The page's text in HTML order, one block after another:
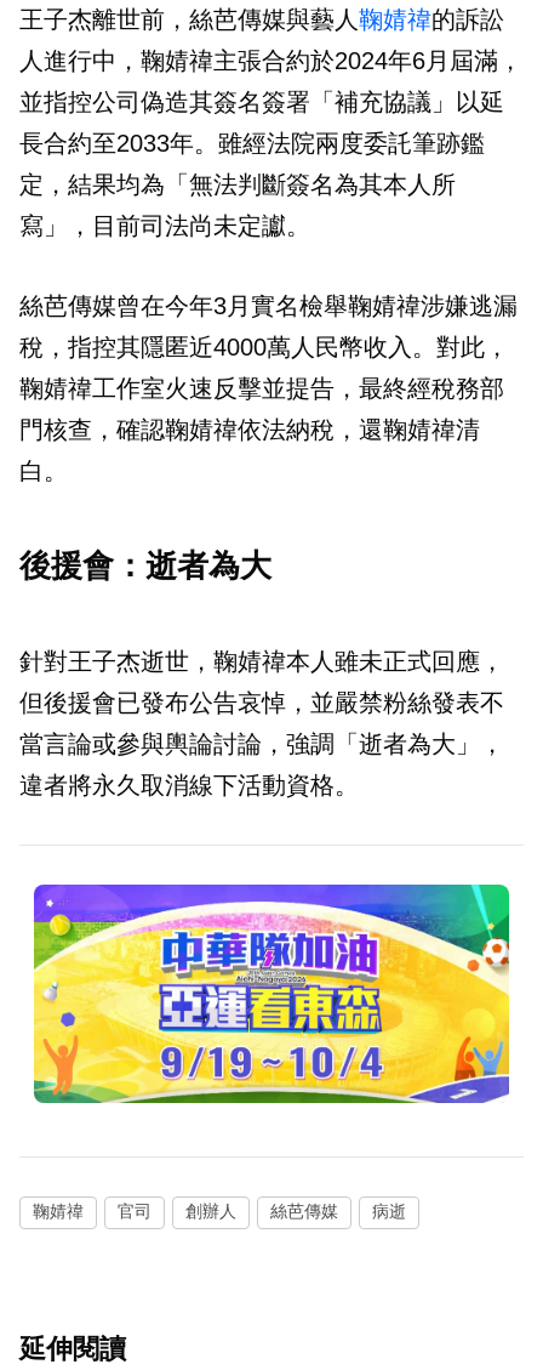
王子杰離世前，絲芭傳媒與藝人鞠婧禕的訴訟
人進行中，鞠婧禕主張合約於2024年6月屆滿，
並指控公司偽造其簽名簽署「補充協議」以延
長合約至2033年。雖經法院兩度委託筆跡鑑
定，結果均為「無法判斷簽名為其本人所
寫」，目前司法尚未定讞。
絲芭傳媒曾在今年3月實名檢舉鞠婧禕涉嫌逃漏
稅，指控其隱匿近4000萬人民幣收入。對此，
鞠婧禕工作室火速反擊並提告，最終經稅務部
門核查，確認鞠婧禕依法納稅，還鞠婧禕清
白。
後援會：逝者為大
針對王子杰逝世，鞠婧禕本人雖未正式回應，
但後援會已發布公告哀悼，並嚴禁粉絲發表不
當言論或參與輿論討論，強調「逝者為大」，
違者將永久取消線下活動資格。
鞠婧禕 官司 創辦人 絲芭傳媒 病逝
延伸閱讀